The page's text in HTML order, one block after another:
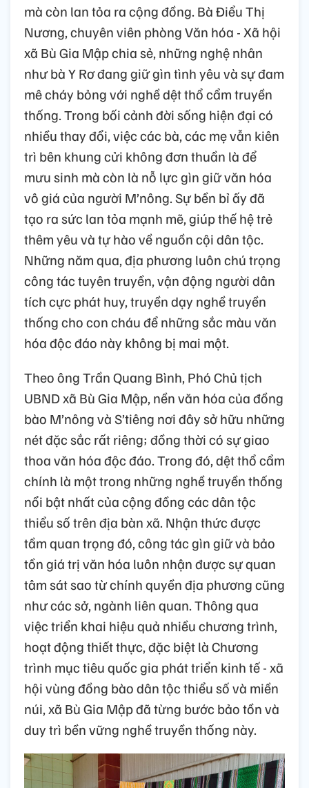
mà còn lan tỏa ra cộng đồng. Bà Điểu Thị
Nương, chuyên viên phòng Văn hóa - Xã hội
xã Bù Gia Mập chia sẻ, những nghệ nhân
như bà Y Rơ đang giữ gìn tình yêu và sự đam
mê cháy bỏng với nghề dệt thổ cẩm truyền
thống. Trong bối cảnh đời sống hiện đại có
nhiều thay đổi, việc các bà, các mẹ vẫn kiên
trì bên khung cửi không đơn thuần là để
mưu sinh mà còn là nỗ lực gìn giữ văn hóa
vô giá của người M’nông. Sự bền bỉ ấy đã
tạo ra sức lan tỏa mạnh mẽ, giúp thế hệ trẻ
thêm yêu và tự hào về nguồn cội dân tộc.
Những năm qua, địa phương luôn chú trọng
công tác tuyên truyền, vận động người dân
tích cực phát huy, truyền dạy nghề truyền
thống cho con cháu để những sắc màu văn
hóa độc đáo này không bị mai một.
Theo ông Trần Quang Bình, Phó Chủ tịch
UBND xã Bù Gia Mập, nền văn hóa của đồng
bào M’nông và S’tiêng nơi đây sở hữu những
nét đặc sắc rất riêng; đồng thời có sự giao
thoa văn hóa độc đáo. Trong đó, dệt thổ cẩm
chính là một trong những nghề truyền thống
nổi bật nhất của cộng đồng các dân tộc
thiểu số trên địa bàn xã. Nhận thức được
tầm quan trọng đó, công tác gìn giữ và bảo
tồn giá trị văn hóa luôn nhận được sự quan
tâm sát sao từ chính quyền địa phương cũng
như các sở, ngành liên quan. Thông qua
việc triển khai hiệu quả nhiều chương trình,
hoạt động thiết thực, đặc biệt là Chương
trình mục tiêu quốc gia phát triển kinh tế - xã
hội vùng đồng bào dân tộc thiểu số và miền
núi, xã Bù Gia Mập đã từng bước bảo tồn và
duy trì bền vững nghề truyền thống này.